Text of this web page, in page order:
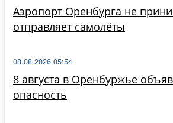
Аэропорт Оренбурга не
отправляет самолёты
8 августа в Оренбуржье
опасность
08.08.2026 05:54